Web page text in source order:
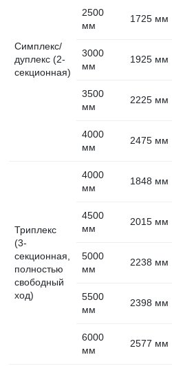
Симплекс/
дуплекс (2-
секционная)
2500
мм
1725 мм
3000
мм
1925 мм
3500
мм
2225 мм
4000
мм
2475 мм
Триплекс
(3-
секционная,
полностью
свободный
ход)
4000
мм
1848 мм
4500
мм
2015 мм
5000
мм
2238 мм
5500
мм
2398 мм
6000
мм
2577 мм